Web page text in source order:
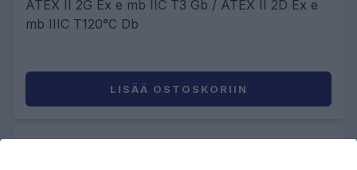
ATEX II 2G Ex e mb IIC T3 Gb / ATEX II 2D Ex e
mb IIIC T120°C Db
LISÄÄ OSTOSKORIIN